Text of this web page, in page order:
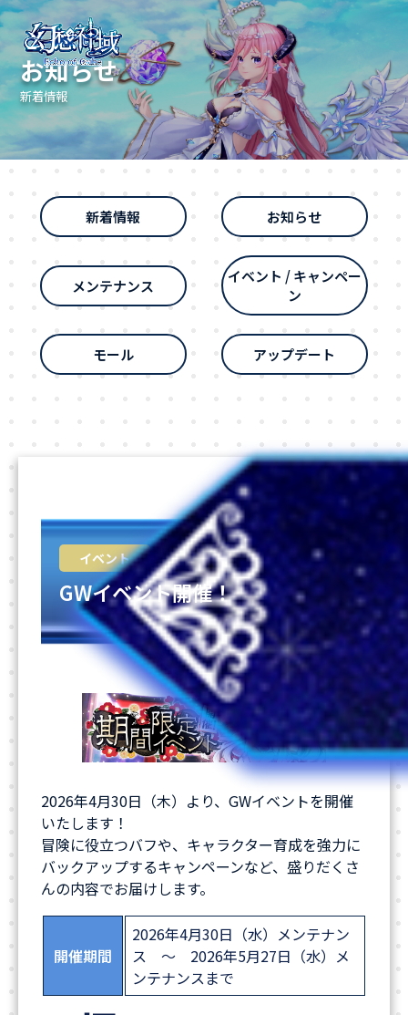
お知らせ
新着情報
新着情報 お知らせ
メンテナンス
イベント / キャンペー
ン
モール アップデート
イベント 2026-04-30
GWイベント開催！
2026年4月30日（木）より、GWイベントを開催
いたします！
冒険に役立つバフや、キャラクター育成を強力に
バックアップするキャンペーンなど、盛りだくさ
んの内容でお届けします。
開催期間
2026年4月30日（水）メンテナン
ス ～ 2026年5月27日（水）メ
ンテナンスまで